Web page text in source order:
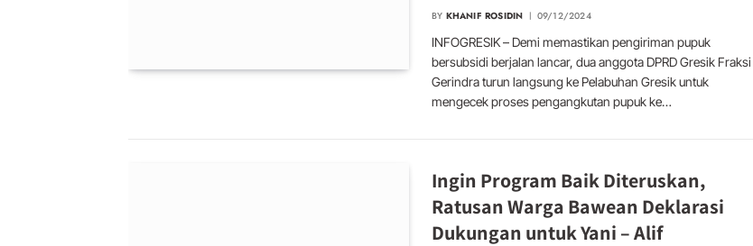
BY KHANIF ROSIDIN 09/12/2024
INFOGRESIK – Demi memastikan pengiriman pupuk
bersubsidi berjalan lancar, dua anggota DPRD Gresik Fraksi
Gerindra turun langsung ke Pelabuhan Gresik untuk
mengecek proses pengangkutan pupuk ke…
Ingin Program Baik Diteruskan,
Ratusan Warga Bawean Deklarasi
Dukungan untuk Yani – Alif